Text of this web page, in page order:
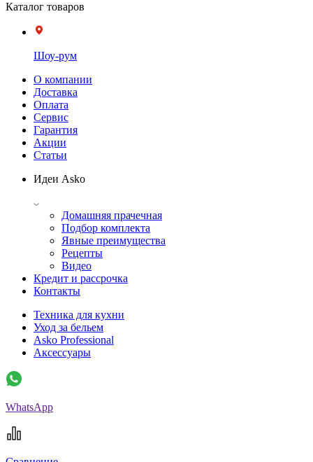
Каталог товаров
Шоу-рум
О компании
Доставка
Оплата
Сервис
Гарантия
Акции
Статьи
Идеи Asko
Домашняя прачечная
Подбор комплекта
Явные преимущества
Рецепты
Видео
Кредит и рассрочка
Контакты
Техника для кухни
Уход за бельем
Asko Professional
Аксессуары
WhatsApp